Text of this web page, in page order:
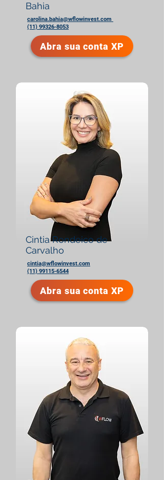
Bahia
carolina.bahia@wflowinvest.com
(11) 99326-8053
Abra sua conta XP
Cintia Rondeico de
Carvalho
cintia@wflowinvest.com
(11) 99115-6544
Abra sua conta XP